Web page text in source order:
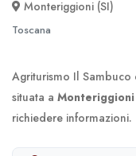
Monteriggioni (SI)
Toscana
Agriturismo Il
situata a Monteriggioni
richiedere informazioni.